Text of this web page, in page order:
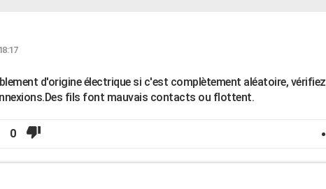
d'origine électrique si c'est complètement aléatoire, vérifiez
fils font mauvais contacts ou flottent.
0